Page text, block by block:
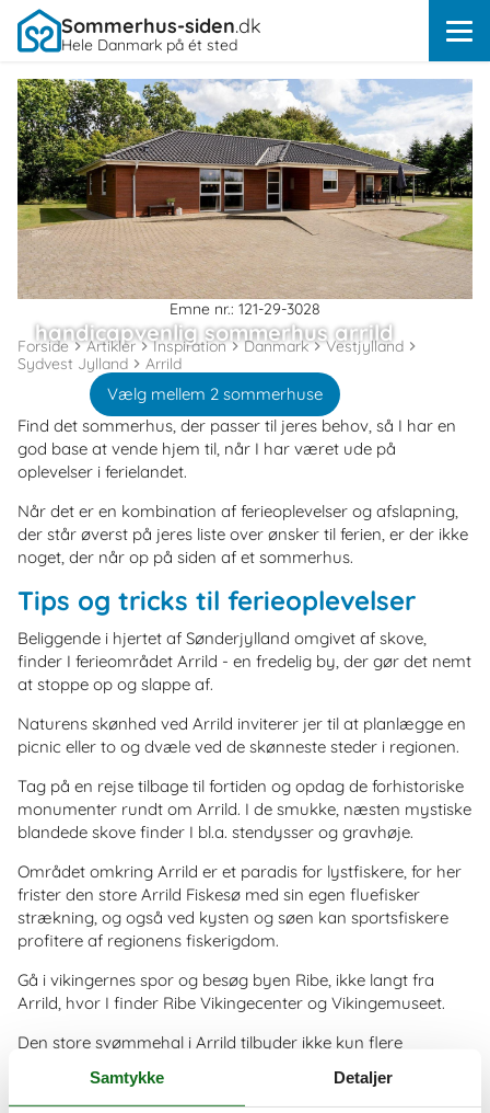
Sommerhus-siden.dk
Hele Danmark på ét sted
Emne nr.: 121-29-3028
handicapvenlig sommerhus arrild
Vælg mellem 2 sommerhuse
Forside Artikler Inspiration Danmark
Vestjylland
Sydvest Jylland
Arrild
Find det sommerhus, der passer til jeres behov, så I har en
god base at vende hjem til, når I har været ude på
oplevelser i ferielandet.
Når det er en kombination af ferieoplevelser og afslapning,
der står øverst på jeres liste over ønsker til ferien, er der ikke
noget, der når op på siden af et sommerhus.
Tips og tricks til ferieoplevelser
Beliggende i hjertet af Sønderjylland omgivet af skove,
finder I ferieområdet Arrild - en fredelig by, der gør det nemt
at stoppe op og slappe af.
Naturens skønhed ved Arrild inviterer jer til at planlægge en
picnic eller to og dvæle ved de skønneste steder i regionen.
Tag på en rejse tilbage til fortiden og opdag de forhistoriske
monumenter rundt om Arrild. I de smukke, næsten mystiske
blandede skove finder I bl.a. stendysser og gravhøje.
Området omkring Arrild er et paradis for lystfiskere, for her
frister den store Arrild Fiskesø med sin egen fluefisker
strækning, og også ved kysten og søen kan sportsfiskere
profitere af regionens fiskerigdom.
Gå i vikingernes spor og besøg byen Ribe, ikke langt fra
Arrild, hvor I finder Ribe Vikingecenter og Vikingemuseet.
Den store svømmehal i Arrild tilbyder ikke kun flere
føle sig godt tilpas her.
Samtykke Detaljer